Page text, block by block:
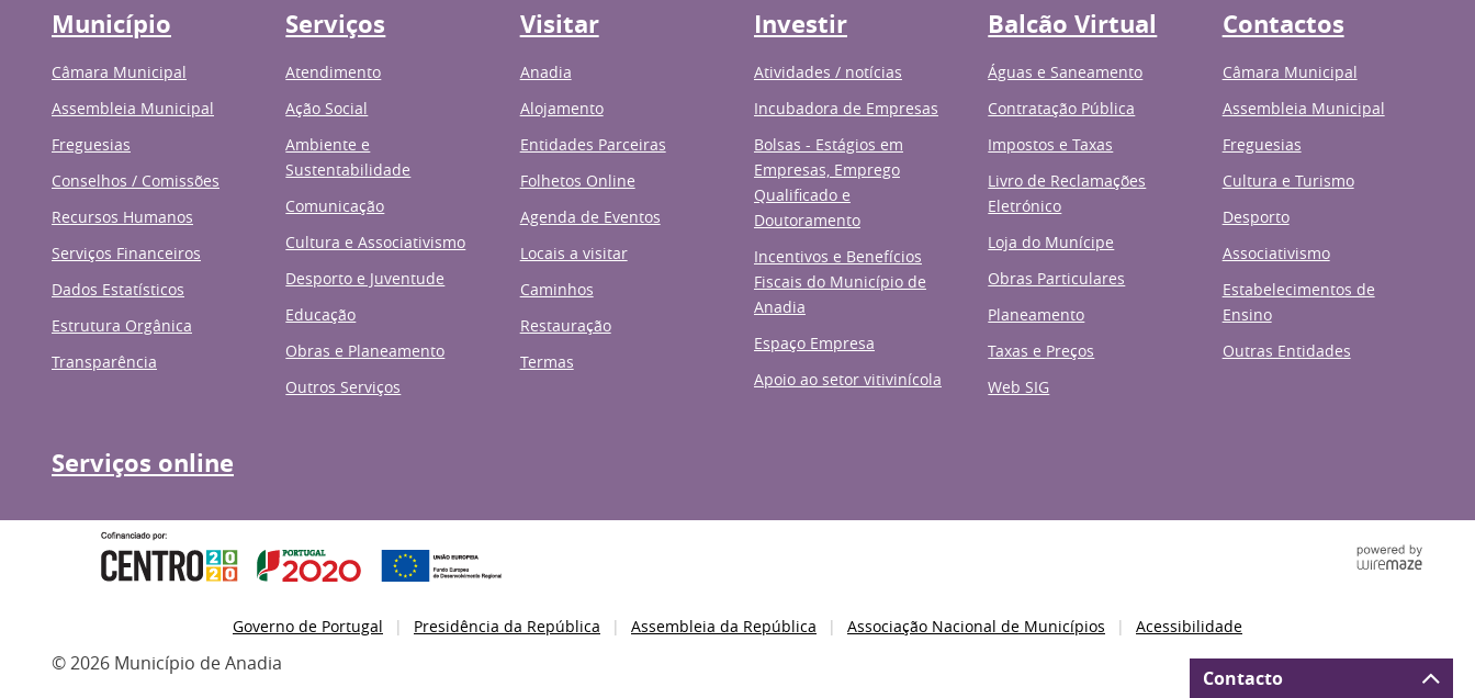
Município
Câmara Municipal
Assembleia Municipal
Freguesias
Conselhos / Comissões
Recursos Humanos
Serviços Financeiros
Dados Estatísticos
Estrutura Orgânica
Transparência
Serviços
Atendimento
Ação Social
Ambiente e
Sustentabilidade
Comunicação
Cultura e Associativismo
Desporto e Juventude
Educação
Obras e Planeamento
Outros Serviços
Visitar
Anadia
Alojamento
Entidades Parceiras
Folhetos Online
Agenda de Eventos
Locais a visitar
Caminhos
Restauração
Termas
Investir
Atividades / notícias
Incubadora de Empresas
Bolsas - Estágios em
Empresas, Emprego
Qualificado e
Doutoramento
Incentivos e Benefícios
Fiscais do Município de
Anadia
Espaço Empresa
Apoio ao setor vitivinícola
Balcão Virtual
Águas e Saneamento
Contratação Pública
Impostos e Taxas
Livro de Reclamações
Eletrónico
Loja do Munícipe
Obras Particulares
Planeamento
Taxas e Preços
Web SIG
Contactos
Câmara Municipal
Assembleia Municipal
Freguesias
Cultura e Turismo
Desporto
Associativismo
Estabelecimentos de
Ensino
Outras Entidades
Serviços online
Governo de Portugal Presidência da República Assembleia da República Associação Nacional de Municípios Acessibilidade
© 2026 Município de Anadia
Contacto